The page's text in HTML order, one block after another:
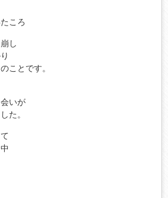
ころ
し
ことです。
いが
た。